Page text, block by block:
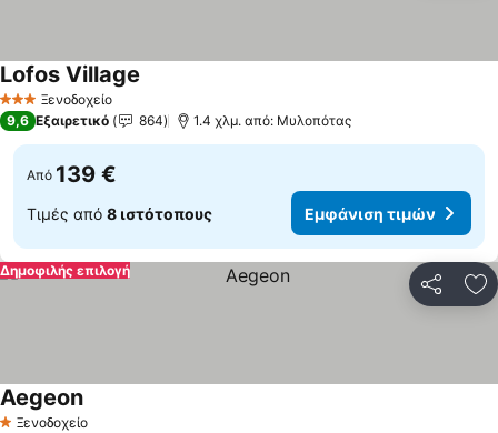
3 ΑστέριαΞενοδοχείο
Lofos Village
9,6 Εξαιρετικό 864 1.4 χλμ. από: Μυλοπότας
Από 139 €
Τιμές από 8 ιστότοπους Εμφάνιση τιμών
Δημοφιλής επιλογή
1 Αστέρια
Ξενοδοχείο
AegeonΕμφάνιση τιμών